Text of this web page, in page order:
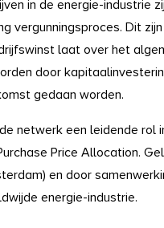
in de energie-industrie
vergunningsproces. Dit
laat over het
door
gedaan worden.
netwerk een leidende rol
Price Allocation.
en door
energie-industrie.